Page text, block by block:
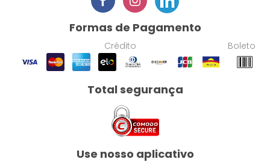
Formas de Pagamento
Crédito Boleto
Total segurança
Use nosso aplicativo